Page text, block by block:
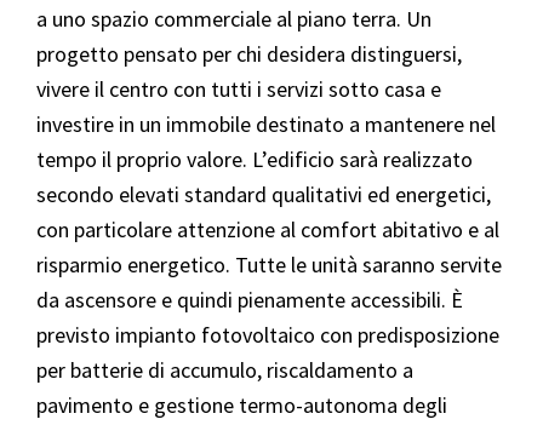
a uno spazio commerciale al piano terra. Un
progetto pensato per chi desidera distinguersi,
vivere il centro con tutti i servizi sotto casa e
investire in un immobile destinato a mantenere nel
tempo il proprio valore. L’edificio sarà realizzato
secondo elevati standard qualitativi ed energetici,
con particolare attenzione al comfort abitativo e al
risparmio energetico. Tutte le unità saranno servite
da ascensore e quindi pienamente accessibili. È
previsto impianto fotovoltaico con predisposizione
per batterie di accumulo, riscaldamento a
pavimento e gestione termo-autonoma degli